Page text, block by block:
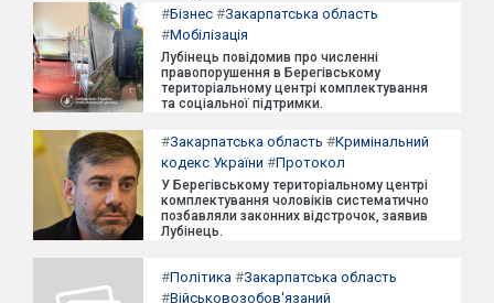
#Бізнес #Закарпатська область
#Мобілізація
Лубінець повідомив про численні
правопорушення в Берегівському
територіальному центрі комплектування
та соціальної підтримки.
#Закарпатська область #Кримінальний
кодекс України #Протокол
У Берегівському територіальному центрі
комплектування чоловіків систематично
позбавляли законних відстрочок, заявив
Лубінець.
#Політика #Закарпатська область
#Військовозобов'язаний